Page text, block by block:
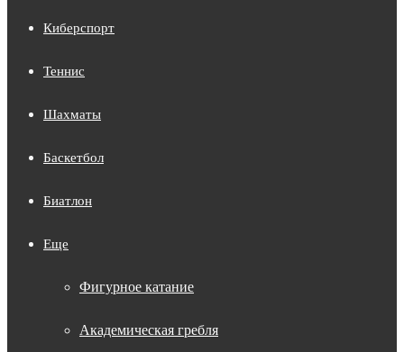
Киберспорт
Теннис
Шахматы
Баскетбол
Биатлон
Еще
Фигурное катание
Академическая гребля